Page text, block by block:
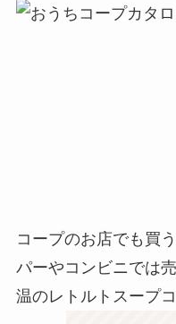
コープのお店でも買
パーやコンビニでは
温のレトルトスープ